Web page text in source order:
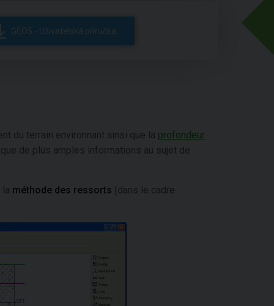
GEO5 - Uživatelská příručka
du terrain environnant ainsi que la profondeur
de plus amples informations au sujet de
méthode des ressorts (dans le cadre